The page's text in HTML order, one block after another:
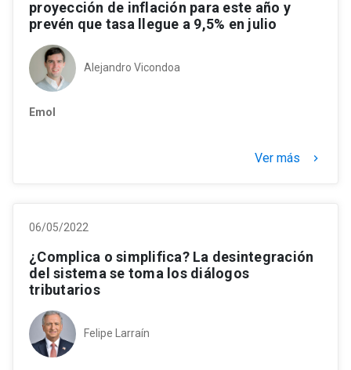
proyección de inflación para este año y
prevén que tasa llegue a 9,5% en julio
Alejandro Vicondoa
Emol
Ver más keyboard_arrow_right
06/05/2022
¿Complica o simplifica? La desintegración
del sistema se toma los diálogos
tributarios
Felipe Larraín